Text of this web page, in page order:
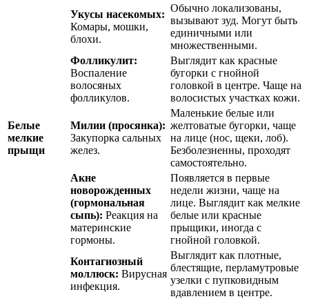
Укусы насекомых:
Комары, мошки,
блохи.
Обычно локализованы,
вызывают зуд. Могут быть
единичными или
множественными.
Фолликулит:
Воспаление
волосяных
фолликулов.
Выглядит как красные
бугорки с гнойной
головкой в центре. Чаще на
волосистых участках кожи.
Белые
мелкие
прыщи
Милии (просянка):
Закупорка сальных
желез.
Маленькие белые или
желтоватые бугорки, чаще
на лице (нос, щеки, лоб).
Безболезненны, проходят
самостоятельно.
Акне
новорожденных
(гормональная
сыпь): Реакция на
материнские
гормоны.
Появляется в первые
недели жизни, чаще на
лице. Выглядит как мелкие
белые или красные
прыщики, иногда с
гнойной головкой.
Контагиозный
моллюск: Вирусная
инфекция.
Выглядит как плотные,
блестящие, перламутровые
узелки с пупковидным
вдавлением в центре.